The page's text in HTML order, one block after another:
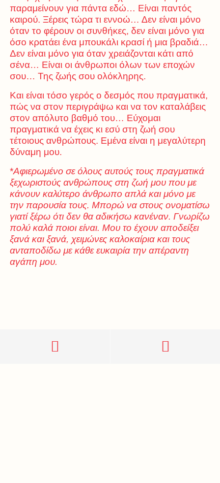
παραμείνουν για πάντα εδώ… Είναι παντός
καιρού. Ξέρεις τώρα τι εννοώ… Δεν είναι μόνο
όταν το φέρουν οι συνθήκες, δεν είναι μόνο για
όσο κρατάει ένα μπουκάλι κρασί ή μια βραδιά…
Δεν είναι μόνο για όταν χρειάζονται κάτι από
σένα… Είναι οι άνθρωποι όλων των εποχών
σου… Της ζωής σου ολόκληρης.
Και είναι τόσο γερός ο δεσμός που πραγματικά,
πώς να στον περιγράψω και να τον καταλάβεις
στον απόλυτο βαθμό του… Εύχομαι
πραγματικά να έχεις κι εσύ στη ζωή σου
τέτοιους ανθρώπους. Εμένα είναι η μεγαλύτερη
δύναμη μου.
*Αφιερωμένο σε όλους αυτούς τους πραγματικά
ξεχωριστούς ανθρώπους στη ζωή μου που με
κάνουν καλύτερο άνθρωπο απλά και μόνο με
την παρουσία τους. Μπορώ να στους ονοματίσω
γιατί ξέρω ότι δεν θα αδικήσω κανέναν. Γνωρίζω
πολύ καλά ποιοι είναι. Μου το έχουν αποδείξει
ξανά και ξανά, χειμώνες καλοκαίρια και τους
ανταποδίδω με κάθε ευκαιρία την απέραντη
αγάπη μου.